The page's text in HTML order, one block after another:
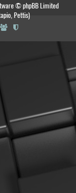
© phpBB Limited
Pettis)